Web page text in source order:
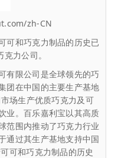
zh-CN
可和巧克力制品的历史已
力公司。
有限公司是全球领先的巧
团在中国的主要生产基地
场生产优质巧克力及可
业。百乐嘉利宝以其高质
范围内推动了巧克力行业
通过其生产基地支持中国
可和巧克力制品的历史